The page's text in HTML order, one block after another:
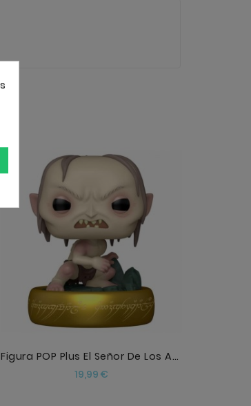
Figura POP Plus El Señor De Los Anillos Gollum
19,99 €
AÑADIR